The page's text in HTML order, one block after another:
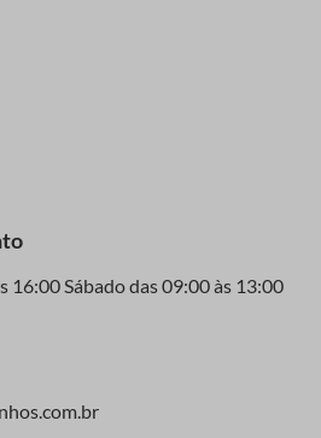
16:00 Sábado das 09:00 às 13:00